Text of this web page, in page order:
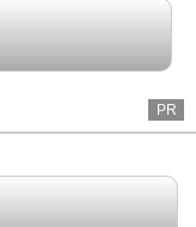
PR